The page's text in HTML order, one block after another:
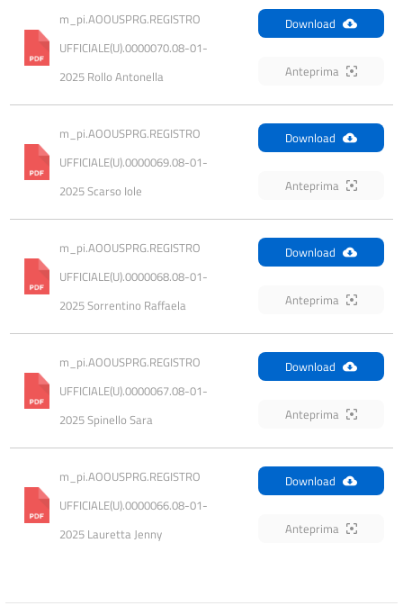
m_pi.AOOUSPRG.REGISTRO
UFFICIALE(U).0000070.08-01-
2025 Rollo Antonella
Download
Anteprima
m_pi.AOOUSPRG.REGISTRO
UFFICIALE(U).0000069.08-01-
2025 Scarso Iole
Download
Anteprima
m_pi.AOOUSPRG.REGISTRO
UFFICIALE(U).0000068.08-01-
2025 Sorrentino Raffaela
Download
Anteprima
m_pi.AOOUSPRG.REGISTRO
UFFICIALE(U).0000067.08-01-
2025 Spinello Sara
Download
Anteprima
m_pi.AOOUSPRG.REGISTRO
UFFICIALE(U).0000066.08-01-
2025 Lauretta Jenny
Download
Anteprima